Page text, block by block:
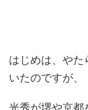
はじめは、やた
いたのですが、
光秀が堺や京都